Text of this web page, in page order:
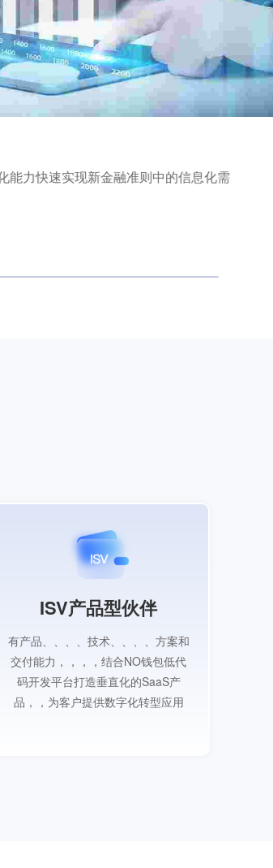
能力快速实现新金融准则中的信息化需
ISV产品型伙伴
有产品、、、、技术、、、、方案和
交付能力，，，，结合NO钱包低代
码开发平台打造垂直化的SaaS产
品，，为客户提供数字化转型应用